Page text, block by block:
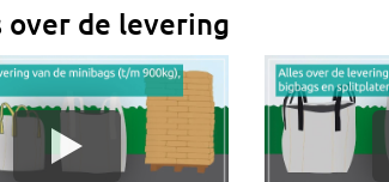
over de levering